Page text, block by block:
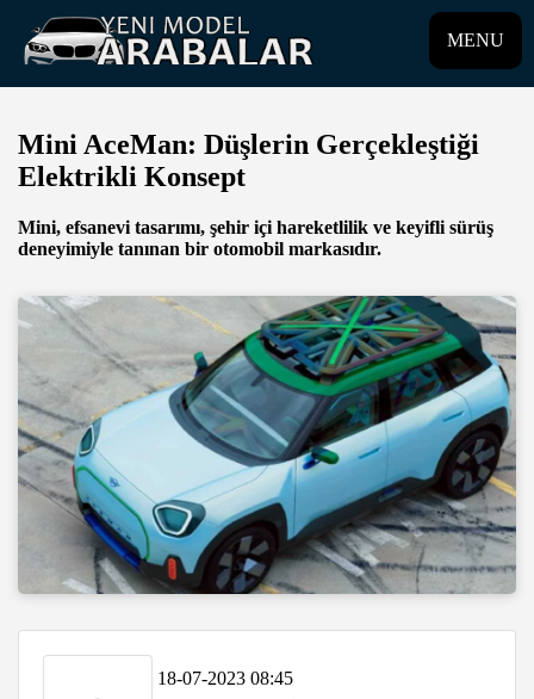
MENU
Mini AceMan: Düşlerin Gerçekleştiği
Elektrikli Konsept
Mini, efsanevi tasarımı, şehir içi hareketlilik ve keyifli sürüş
deneyimiyle tanınan bir otomobil markasıdır.
18-07-2023 08:45